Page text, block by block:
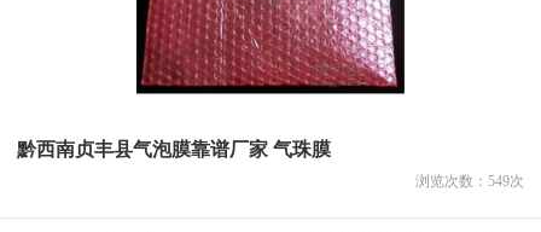
黔西南贞丰县气泡膜靠谱厂家 气珠膜
浏览次数： 549次